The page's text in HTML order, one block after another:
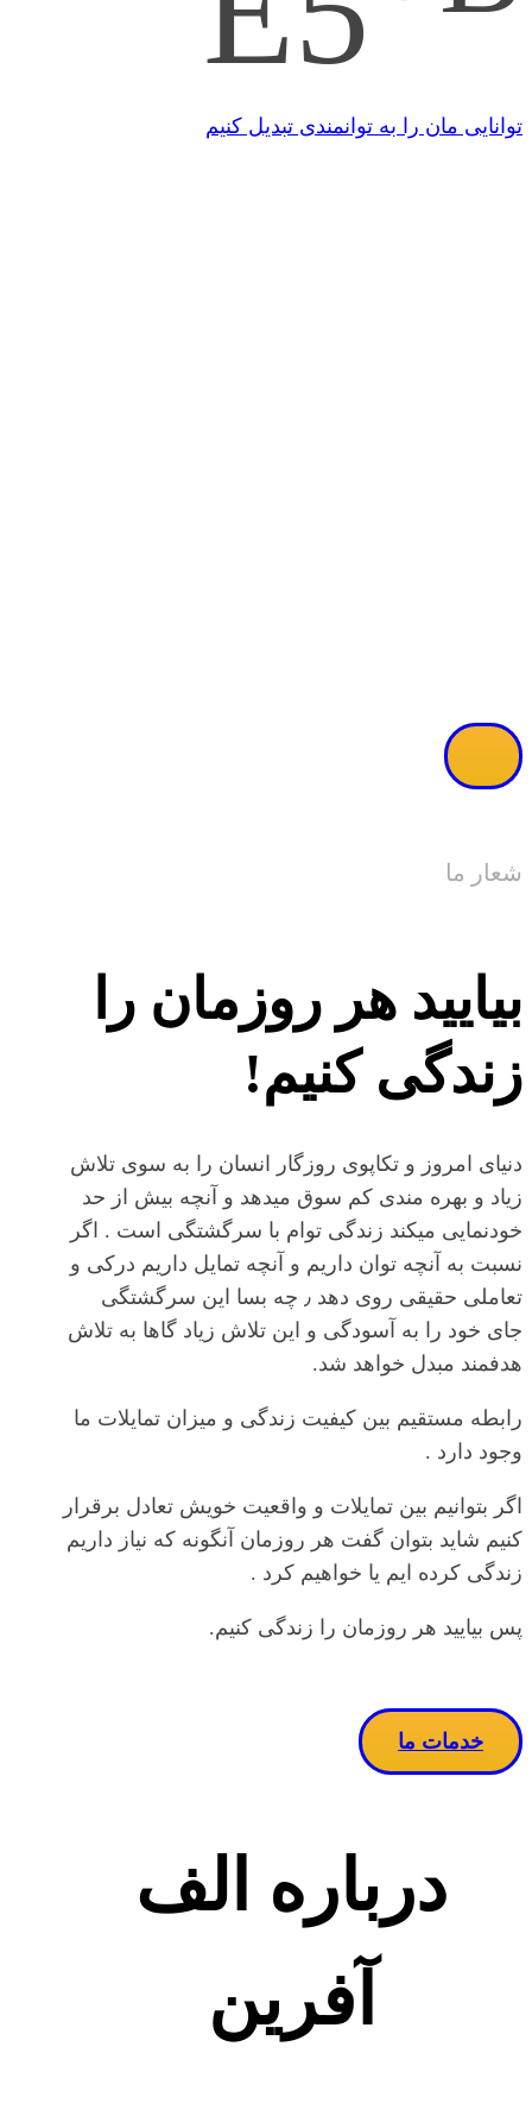
توانایی مان را به توانمندی تبدیل کنیم
شعار ما
بیایید هر روزمان را
زندگی کنیم!
دنیای امروز و تکاپوی روزگار انسان را به سوی تلاش
زیاد و بهره مندی کم سوق میدهد و آنچه بیش از حد
خودنمایی میکند زندگی توام با سرگشتگی است . اگر
نسبت به آنچه توان داریم و آنچه تمایل داریم درکی و
تعاملی حقیقی روی دهد ٫ چه بسا این سرگشتگی
جای خود را به آسودگی و این تلاش زیاد گاها به تلاش
هدفمند مبدل خواهد شد.
رابطه مستقیم بین کیفیت زندگی و میزان تمایلات ما
وجود دارد .
اگر بتوانیم بین تمایلات و واقعیت خویش تعادل برقرار
کنیم شاید بتوان گفت هر روزمان آنگونه که نیاز داریم
زندگی کرده ایم یا خواهیم کرد .
پس بیایید هر روزمان را زندگی کنیم.
خدمات ما
درباره الف
آفرین